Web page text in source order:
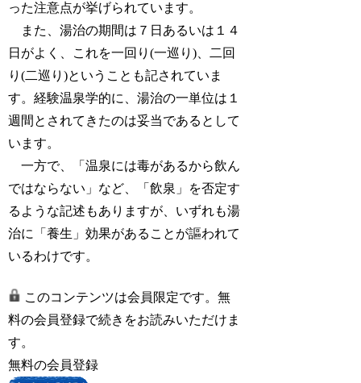
った注意点が挙げられています。
また、湯治の期間は７日あるいは１４
日がよく、これを一回り(一巡り)、二回
り(二巡り)ということも記されていま
す。経験温泉学的に、湯治の一単位は１
週間とされてきたのは妥当であるとして
います。
一方で、「温泉には毒があるから飲ん
ではならない」など、「飲泉」を否定す
るような記述もありますが、いずれも湯
治に「養生」効果があることが謳われて
いるわけです。
このコンテンツは会員限定です。無
料の会員登録で続きをお読みいただけま
す。
無料の会員登録